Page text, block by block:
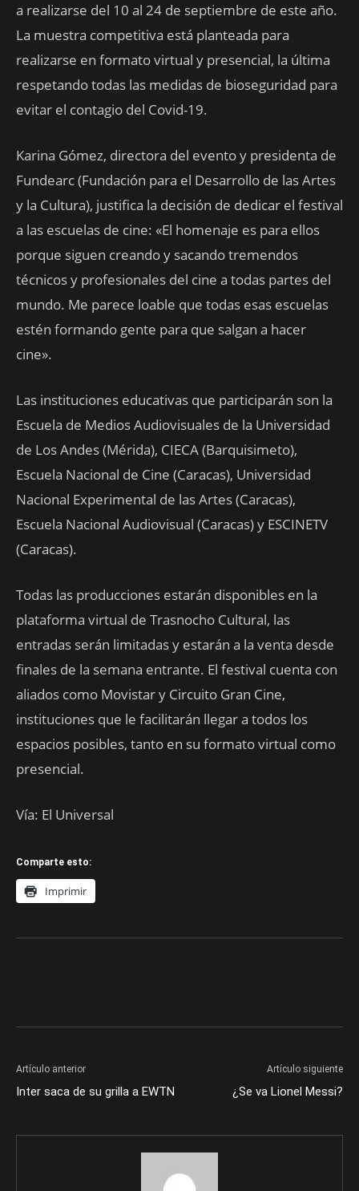
a realizarse del 10 al 24 de septiembre de este año.
La muestra competitiva está planteada para
realizarse en formato virtual y presencial, la última
respetando todas las medidas de bioseguridad para
evitar el contagio del Covid-19.
Karina Gómez, directora del evento y presidenta de
Fundearc (Fundación para el Desarrollo de las Artes
y la Cultura), justifica la decisión de dedicar el festival
a las escuelas de cine: «El homenaje es para ellos
porque siguen creando y sacando tremendos
técnicos y profesionales del cine a todas partes del
mundo. Me parece loable que todas esas escuelas
estén formando gente para que salgan a hacer
cine».
Las instituciones educativas que participarán son la
Escuela de Medios Audiovisuales de la Universidad
de Los Andes (Mérida), CIECA (Barquisimeto),
Escuela Nacional de Cine (Caracas), Universidad
Nacional Experimental de las Artes (Caracas),
Escuela Nacional Audiovisual (Caracas) y ESCINETV
(Caracas).
Todas las producciones estarán disponibles en la
plataforma virtual de Trasnocho Cultural, las
entradas serán limitadas y estarán a la venta desde
finales de la semana entrante. El festival cuenta con
aliados como Movistar y Circuito Gran Cine,
instituciones que le facilitarán llegar a todos los
espacios posibles, tanto en su formato virtual como
presencial.
Vía: El Universal
Comparte esto:
Imprimir
Artículo anterior
Inter saca de su grilla a EWTN
Artículo siguiente
¿Se va Lionel Messi?